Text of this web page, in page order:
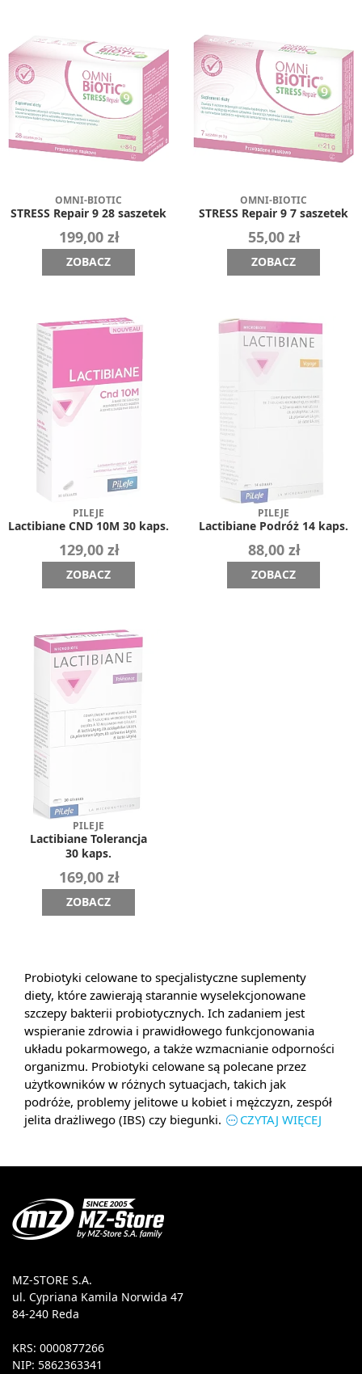
OMNI-BIOTIC
STRESS Repair 9 28 saszetek
199,00 zł
ZOBACZ
OMNI-BIOTIC
STRESS Repair 9 7 saszetek
55,00 zł
ZOBACZ
PILEJE
Lactibiane CND 10M 30 kaps.
129,00 zł
ZOBACZ
PILEJE
Lactibiane Podróż 14 kaps.
88,00 zł
ZOBACZ
PILEJE
Lactibiane Tolerancja
30 kaps.
169,00 zł
ZOBACZ
Probiotyki celowane to specjalistyczne suplementy
diety, które zawierają starannie wyselekcjonowane
szczepy bakterii probiotycznych. Ich zadaniem jest
wspieranie zdrowia i prawidłowego funkcjonowania
układu pokarmowego, a także wzmacnianie odporności
organizmu. Probiotyki celowane są polecane przez
użytkowników w różnych sytuacjach, takich jak
podróże, problemy jelitowe u kobiet i mężczyzn, zespół
jelita drażliwego (IBS) czy biegunki.
CZYTAJ WIĘCEJ
MZ-STORE S.A.
ul. Cypriana Kamila Norwida 47
84-240 Reda
KRS: 0000877266
NIP: 5862363341